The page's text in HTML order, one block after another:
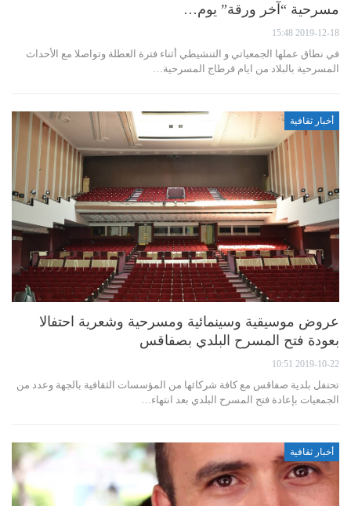
مسرحية “آخر ورقة” يوم…
2019-12-18 15:48
في نطاق عملها الجمعياتي و التنشيطي أثناء فترة العطلة وتواصلا مع الأحداث
المسرحية بالبلاد من ايام قرطاج المسرحية…
أخبار ثقافية
عروض موسيقية وسينمائية ومسرحية وشعرية احتفالا
بعودة فتح المسرح البلدي بصفاقس
2019-10-22 10:51
تحتفل بلدية صفاقس مع كافة شركائها من المؤسسات الثقافية بالجهة وعدد من
الجمعيات بإعادة فتح المسرح البلدي بعد انتهاء…
أخبار ثقافية